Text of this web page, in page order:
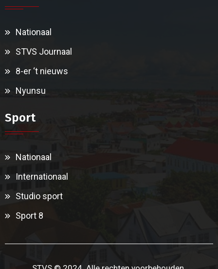
Nationaal
STVS Journaal
8-er ‘t nieuws
Nyunsu
Sport
Nationaal
Internationaal
Studio sport
Sport 8